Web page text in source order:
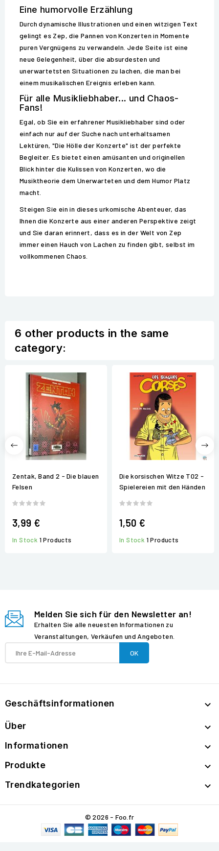
Eine humorvolle Erzählung
Durch dynamische Illustrationen und einen witzigen Text
gelingt es Zep, die Pannen von Konzerten in Momente
puren Vergnügens zu verwandeln. Jede Seite ist eine
neue Gelegenheit, über die absurdesten und
unerwartetsten Situationen zu lachen, die man bei
einem musikalischen Ereignis erleben kann.
Für alle Musikliebhaber... und Chaos-
Fans!
Egal, ob Sie ein erfahrener Musikliebhaber sind oder
einfach nur auf der Suche nach unterhaltsamen
Lektüren, "Die Hölle der Konzerte" ist der perfekte
Begleiter. Es bietet einen amüsanten und originellen
Blick hinter die Kulissen von Konzerten, wo die
Musiktheorie dem Unerwarteten und dem Humor Platz
macht.
Steigen Sie ein in dieses urkomische Abenteuer, das
Ihnen die Konzerte aus einer anderen Perspektive zeigt
und Sie daran erinnert, dass es in der Welt von Zep
immer einen Hauch von Lachen zu finden gibt, selbst im
vollkommenen Chaos.
6 other products in the same
category:
Zentak, Band 2 - Die blauen
Felsen
3,99 €
In Stock 1 Products
Die korsischen Witze T02 -
Spielereien mit den Händen
1,50 €
In Stock 1 Products
Melden Sie sich für den Newsletter an!
Erhalten Sie alle neuesten Informationen zu
Veranstaltungen, Verkäufen und Angeboten.
Geschäftsinformationen 
Über 
Informationen 
Produkte 
Trendkategorien 
© 2026 - Foo.fr